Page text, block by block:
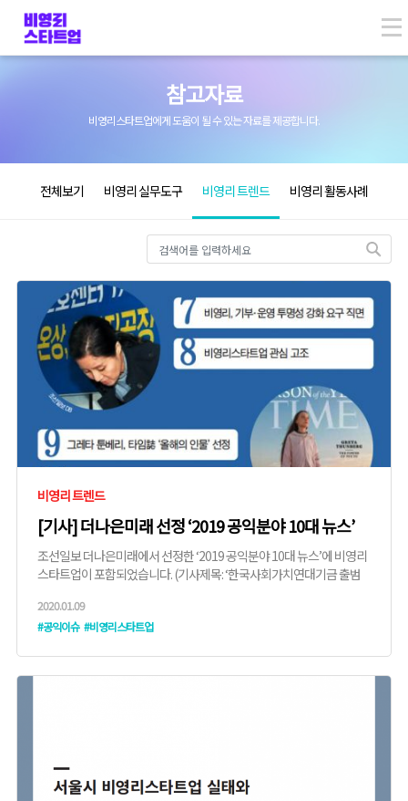
content
참고자료
비영리스타트업에게 도움이 될 수 있는 자료를 제공합니다.
전체보기 비영리 실무도구 비영리 트렌드 비영리 활동사례
비영리 트렌드
[기사] 더나은미래 선정 ‘2019 공익분야 10대 뉴스’
조선일보 더나은미래에서 선정한 ‘2019 공익분야 10대 뉴스’에 비영리
스타트업이 포함되었습니다. (기사제목: ‘한국사회가치연대기금 출범
2020.01.09
#공익이슈 #비영리스타트업